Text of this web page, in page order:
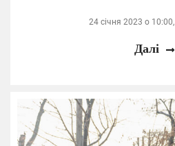
24 січня 2023 о 10:00,
Далі